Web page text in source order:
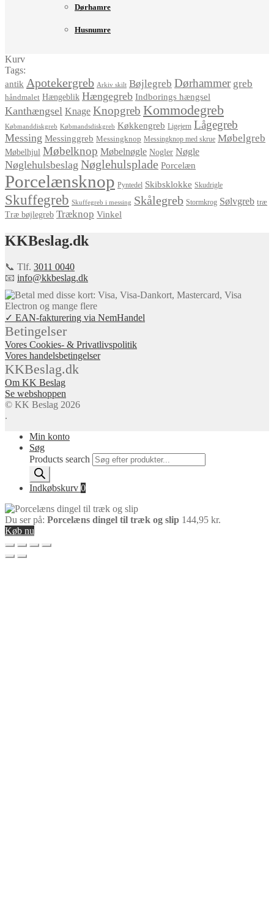
Dørhamre
Husnumre
Kurv
Tags:
antik Apotekergreb Arkiv skilt Bøjlegreb Dørhammer greb
håndmalet Hængeblik Hængegreb Indborings hængsel
Kanthængsel Knage Knopgreb Kommodegreb
Købmanddiskgreb Købmandsdiskgreb Køkkengreb Ligejern Lågegreb
Messing Messinggreb Messingknop Messingknop med skrue Møbelgreb
Møbelhjul Møbelknop Møbelnøgle Nogler Nøgle
Nøglehulsbeslag Nøglehulsplade Porcelæn
Porcelænsknop Pyntedel Skibsklokke Skudrigle
Skuffegreb Skuffegreb i messing Skålegreb Stormkrog Sølvgreb træ
Træ bøjlegreb Træknop Vinkel
KKBeslag.dk
📞 Tlf. 3011 0040
📧 info@kkbeslag.dk
✓ EAN-fakturering via NemHandel
Betingelser
Vores Cookies- & Privatlivspolitik
Vores handelsbetingelser
KKBeslag.dk
Om KK Beslag
Se webshoppen
© KK Beslag 2026
.
Min konto
Søg
Products search
Indkøbskurv 0
Du ser på: Porcelæns dingel til træk og slip 144,95 kr.
Køb nu